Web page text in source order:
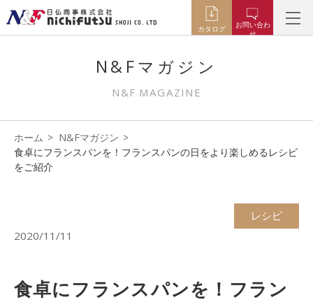
カタログ
お問い合わ
せ
N&Fマガジン
N&F MAGAZINE
ホーム
N&Fマガジン
食卓にフランスパンを！フランスパンの日をより楽しめるレシピ
をご紹介
レシピ
2020/11/11
食卓にフランスパンを！フラン